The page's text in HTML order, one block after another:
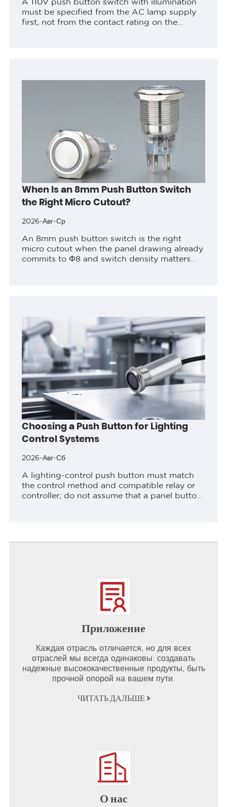
must be specified from the AC lamp supply
first, not from the contact rating on the
When Is an 8mm Push Button Switch
the Right Micro Cutout?
2026-Авг-Ср
An 8mm push button switch is the right
micro cutout when the panel drawing already
commits to Φ8 and switch density matters
Choosing a Push Button for Lighting
Control Systems
2026-Авг-Сб
A lighting-control push button must match
the control method and compatible relay or
controller; do not assume that a panel button
Приложение
Каждая отрасль отличается, но для всех
отраслей мы всегда одинаковы: создавать
надежные высококачественные продукты, быть
прочной опорой на вашем пути.
ЧИТАТЬ ДАЛЬШЕ >
О нас